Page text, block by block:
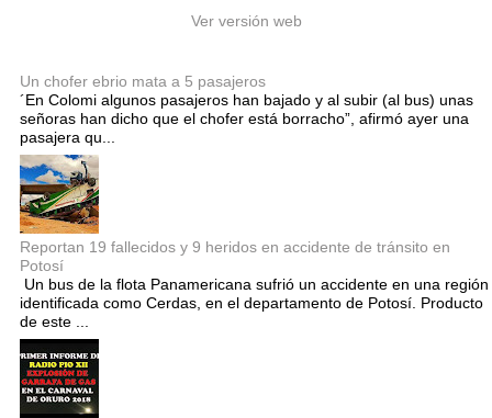
Ver versión web
Un chofer ebrio mata a 5 pasajeros
´En Colomi algunos pasajeros han bajado y al subir (al bus) unas
señoras han dicho que el chofer está borracho”, afirmó ayer una
pasajera qu...
Reportan 19 fallecidos y 9 heridos en accidente de tránsito en
Potosí
Un bus de la flota Panamericana sufrió un accidente en una región
identificada como Cerdas, en el departamento de Potosí. Producto
de este ...